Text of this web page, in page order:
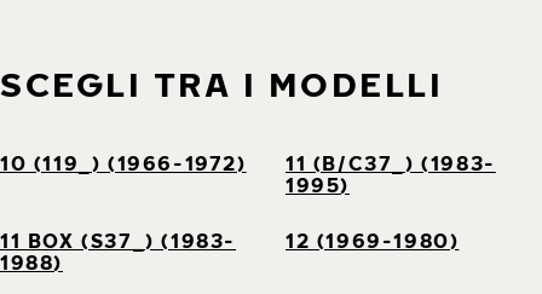
SCEGLI TRA I MODELLI
10 (119_) (1966-1972)
11 (B/C37_) (1983-
1995)
11 BOX (S37_) (1983-
1988)
12 (1969-1980)